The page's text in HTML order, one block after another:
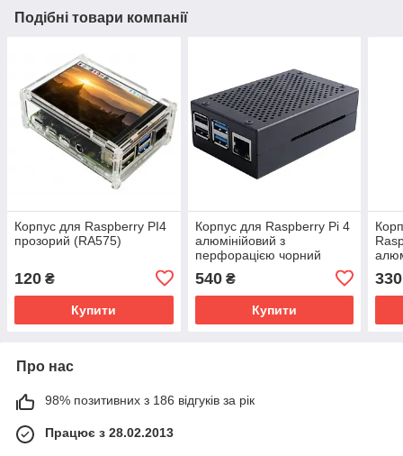
Подібні товари компанії
Корпус для Raspberry PI4
прозорий (RA575)
120 ₴
Купити
Корпус для Raspberry Pi 4
алюмінійовий з
перфорацією чорний
540₴
Купити
330
Про нас
98% позитивних з 186 відгуків за рік
Працює з 28.02.2013